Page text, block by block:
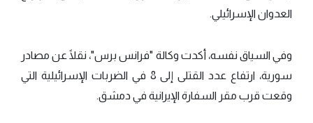
العدوان الإسرائيلي.
وفي السياق نفسه، أكدت وكالة "فرانس برس"، نقلًا عن مصادر
سورية، ارتفاع عدد القتلى إلى 8 في الضربات الإسرائيلية التي
وقعت قرب مقر السفارة الإيرانية في دمشق.